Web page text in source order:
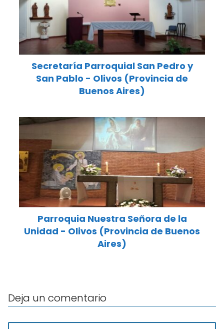
Secretaría Parroquial San Pedro y
San Pablo - Olivos (Provincia de
Buenos Aires)
Parroquia Nuestra Señora de la
Unidad - Olivos (Provincia de Buenos
Aires)
Deja un comentario